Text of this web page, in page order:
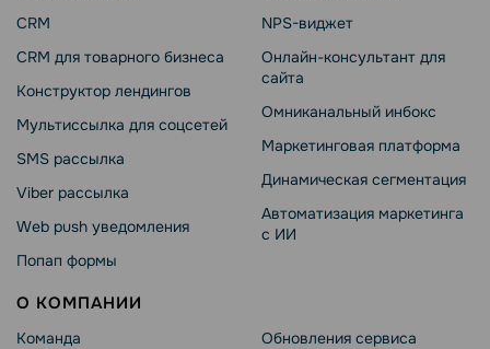
CRM
CRM для товарного бизнеса
Конструктор лендингов
Мультиссылка для соцсетей
SMS рассылка
Viber рассылка
Web push уведомления
Попап формы
NPS-виджет
Онлайн-консультант для
сайта
Омниканальный инбокс
Маркетинговая платформа
Динамическая сегментация
Автоматизация маркетинга
с ИИ
О КОМПАНИИ
Команда
Обновления сервиса